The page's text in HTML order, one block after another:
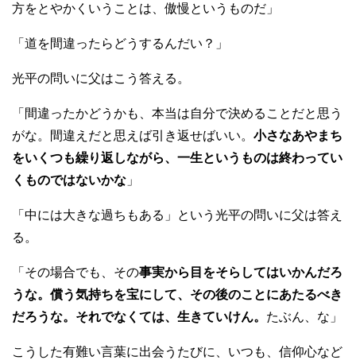
方をとやかくいうことは、傲慢というものだ」
「道を間違ったらどうするんだい？」
光平の問いに父はこう答える。
「間違ったかどうかも、本当は自分で決めることだと思う
がな。間違えだと思えば引き返せばいい。 小さなあやまち
をいくつも繰り返しながら、一生というものは終わってい
くものではないかな 」
「中には大きな過ちもある」という光平の問いに父は答え
る。
「その場合でも、その事実から目をそらしてはいかんだろ
うな。償う気持ちを宝にして、その後のことにあたるべき
だろうな。それでなくては、生きていけん。 たぶん、な」
こうした有難い言葉に出会うたびに、いつも、信仰心など